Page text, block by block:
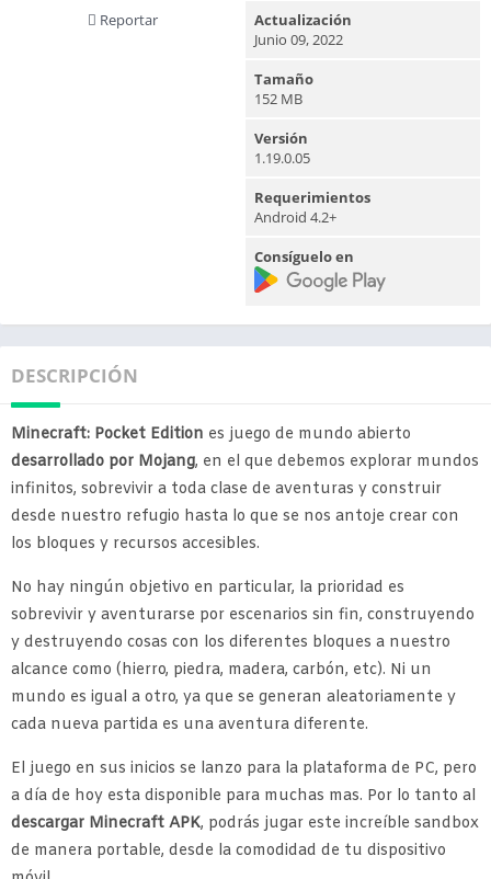
Reportar
Actualización
Junio 09, 2022
Tamaño
152 MB
Versión
1.19.0.05
Requerimientos
Android 4.2+
Consíguelo en
DESCRIPCIÓN
Minecraft: Pocket Edition es juego de mundo abierto
desarrollado por Mojang, en el que debemos explorar mundos
infinitos, sobrevivir a toda clase de aventuras y construir
desde nuestro refugio hasta lo que se nos antoje crear con
los bloques y recursos accesibles.
No hay ningún objetivo en particular, la prioridad es
sobrevivir y aventurarse por escenarios sin fin, construyendo
y destruyendo cosas con los diferentes bloques a nuestro
alcance como (hierro, piedra, madera, carbón, etc). Ni un
mundo es igual a otro, ya que se generan aleatoriamente y
cada nueva partida es una aventura diferente.
El juego en sus inicios se lanzo para la plataforma de PC, pero
a día de hoy esta disponible para muchas mas. Por lo tanto al
descargar Minecraft APK, podrás jugar este increíble sandbox
de manera portable, desde la comodidad de tu dispositivo